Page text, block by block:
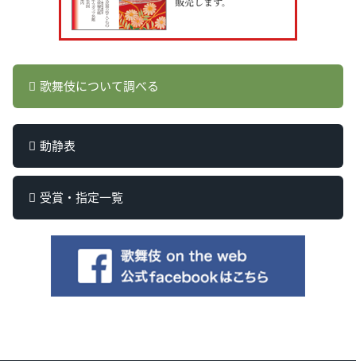
歌舞伎について調べる
動静表
受賞・指定一覧